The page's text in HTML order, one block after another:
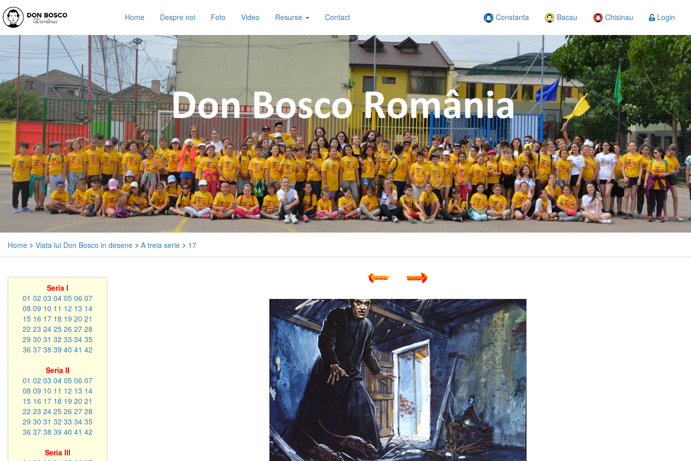
Home Despre noi Foto Video Resurse Contact Constanta Bacau Chisinau Login
Home > Viata lui Don Bosco in desene > A treia serie > 17
Seria I
01 02 03 04 05 06 07
08 09 10 11 12 13 14
15 16 17 18 19 20 21
22 23 24 25 26 27 28
29 30 31 32 33 34 35
36 37 38 39 40 41 42
Seria II
01 02 03 04 05 06 07
08 09 10 11 12 13 14
15 16 17 18 19 20 21
22 23 24 25 26 27 28
29 30 31 32 33 34 35
36 37 38 39 40 41 42
Seria III